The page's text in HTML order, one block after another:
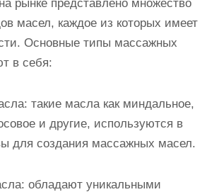
рынке представлено множество
масел, каждое из которых имеет
Основные типы массажных
в себя:
такие масла как миндальное,
и другие, используются в
для создания массажных масел.
обладают уникальными